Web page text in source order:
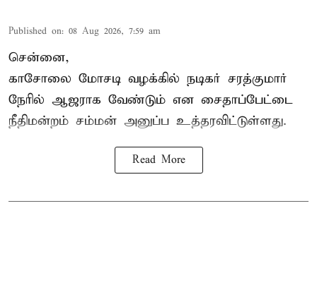
Published on: 08 Aug 2026, 7:59 am
சென்னை,
காசோலை மோசடி வழக்கில் நடிகர் சரத்குமார்
நேரில் ஆஜராக வேண்டும் என சைதாப்பேட்டை
நீதிமன்றம் சம்மன் அனுப்ப உத்தரவிட்டுள்ளது.
Read More